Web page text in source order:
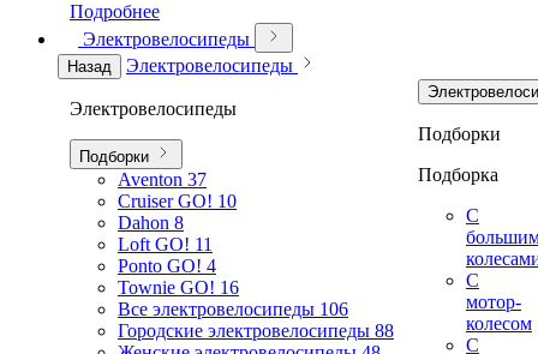
Подробнее
Электровелосипеды
Назад Электровелосипеды
Электровелосипеды
Подборки
Aventon 37
Cruiser GO! 10
Dahon 8
Loft GO! 11
Ponto GO! 4
Townie GO! 16
Все электровелосипеды 106
Городские электровелосипеды 88
Подборки
Подборка
С
С
мотор-
колесом
С